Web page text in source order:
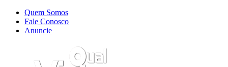
Quem Somos
Fale Conosco
Anuncie